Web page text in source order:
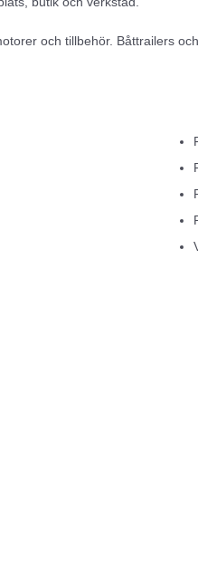
och tillbehör. Båttrailers
på alla typer av båtar
att hyra en plats på vår stora